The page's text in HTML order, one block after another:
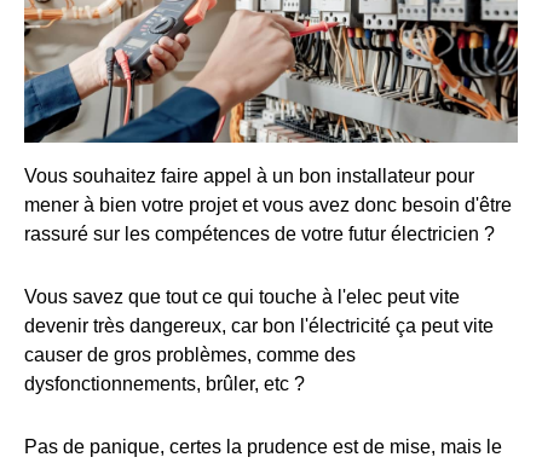
Vous souhaitez faire appel à un bon installateur pour
mener à bien votre projet et vous avez donc besoin d'être
rassuré sur les compétences de votre futur électricien ?
Vous savez que tout ce qui touche à l'elec peut vite
devenir très dangereux, car bon l'électricité ça peut vite
causer de gros problèmes, comme des
dysfonctionnements, brûler, etc ?
Pas de panique, certes la prudence est de mise, mais le